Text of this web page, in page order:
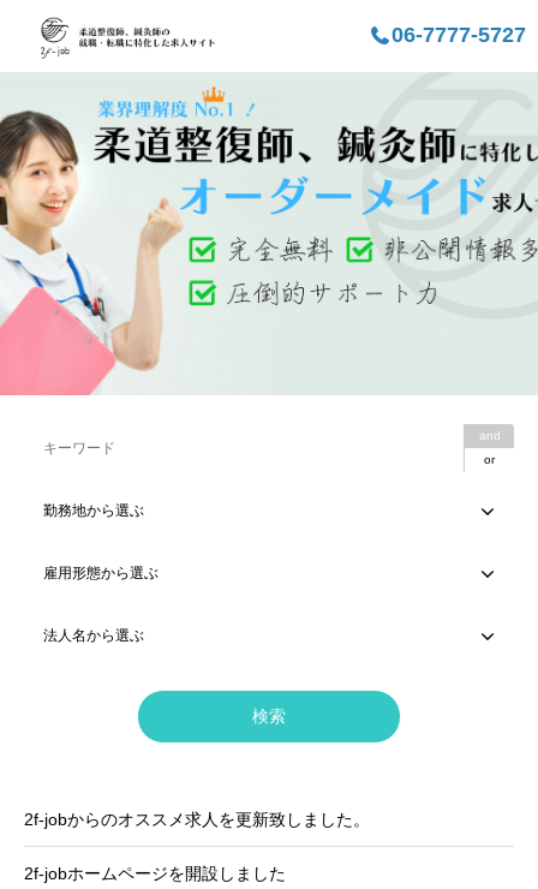
06-7777-5727
and
or
2f-jobからのオススメ求人を更新致しました。
2f-jobホームページを開設しました